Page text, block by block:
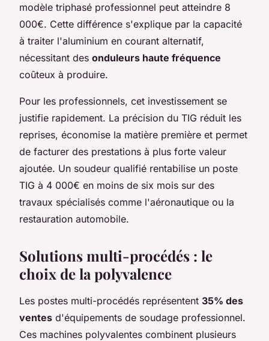
modèle triphasé professionnel peut atteindre 8
000€. Cette différence s'explique par la capacité
à traiter l'aluminium en courant alternatif,
nécessitant des onduleurs haute fréquence
coûteux à produire.
Pour les professionnels, cet investissement se
justifie rapidement. La précision du TIG réduit les
reprises, économise la matière première et permet
de facturer des prestations à plus forte valeur
ajoutée. Un soudeur qualifié rentabilise un poste
TIG à 4 000€ en moins de six mois sur des
travaux spécialisés comme l'aéronautique ou la
restauration automobile.
Solutions multi-procédés : le
choix de la polyvalence
Les postes multi-procédés représentent 35% des
ventes d'équipements de soudage professionnel.
Ces machines polyvalentes combinent plusieurs